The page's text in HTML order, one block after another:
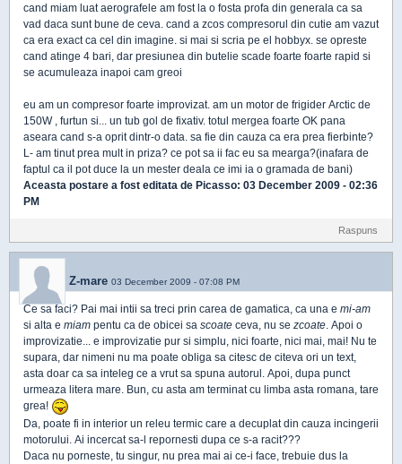
cand miam luat aerografele am fost la o fosta profa din generala ca sa
vad daca sunt bune de ceva. cand a zcos compresorul din cutie am vazut
ca era exact ca cel din imagine. si mai si scria pe el hobbyx. se opreste
cand atinge 4 bari, dar presiunea din butelie scade foarte foarte rapid si
se acumuleaza inapoi cam greoi
eu am un compresor foarte improvizat. am un motor de frigider Arctic de
150W , furtun si... un tub gol de fixativ. totul mergea foarte OK pana
aseara cand s-a oprit dintr-o data. sa fie din cauza ca era prea fierbinte?
L- am tinut prea mult in priza? ce pot sa ii fac eu sa mearga?(inafara de
faptul ca il pot duce la un mester deala ce imi ia o gramada de bani)
Aceasta postare a fost editata de Picasso: 03 December 2009 - 02:36
PM
Raspuns
Z-mare 03 December 2009 - 07:08 PM
Ce sa faci? Pai mai intii sa treci prin carea de gamatica, ca una e mi-am
si alta e miam pentu ca de obicei sa scoate ceva, nu se zcoate. Apoi o
improvizatie... e improvizatie pur si simplu, nici foarte, nici mai, mai! Nu te
supara, dar nimeni nu ma poate obliga sa citesc de citeva ori un text,
asta doar ca sa inteleg ce a vrut sa spuna autorul. Apoi, dupa punct
urmeaza litera mare. Bun, cu asta am terminat cu limba asta romana, tare
grea!
Da, poate fi in interior un releu termic care a decuplat din cauza incingerii
motorului. Ai incercat sa-l repornesti dupa ce s-a racit???
Daca nu porneste, tu singur, nu prea mai ai ce-i face, trebuie dus la